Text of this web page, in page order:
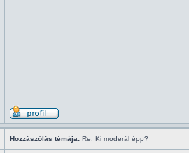
Hozzászólás témája: Re: Ki moderál épp?